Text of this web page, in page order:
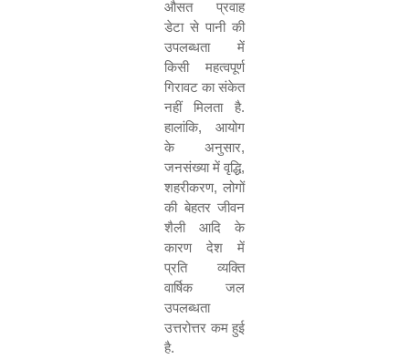
औसत प्रवाह
डेटा से पानी की
उपलब्धता में
किसी महत्वपूर्ण
गिरावट का संकेत
नहीं मिलता है.
हालांकि, आयोग
के अनुसार,
जनसंख्या में वृद्धि,
शहरीकरण, लोगों
की बेहतर जीवन
शैली आदि के
कारण देश में
प्रति व्यक्ति
वार्षिक जल
उपलब्धता
उत्तरोत्तर कम हुई
है.